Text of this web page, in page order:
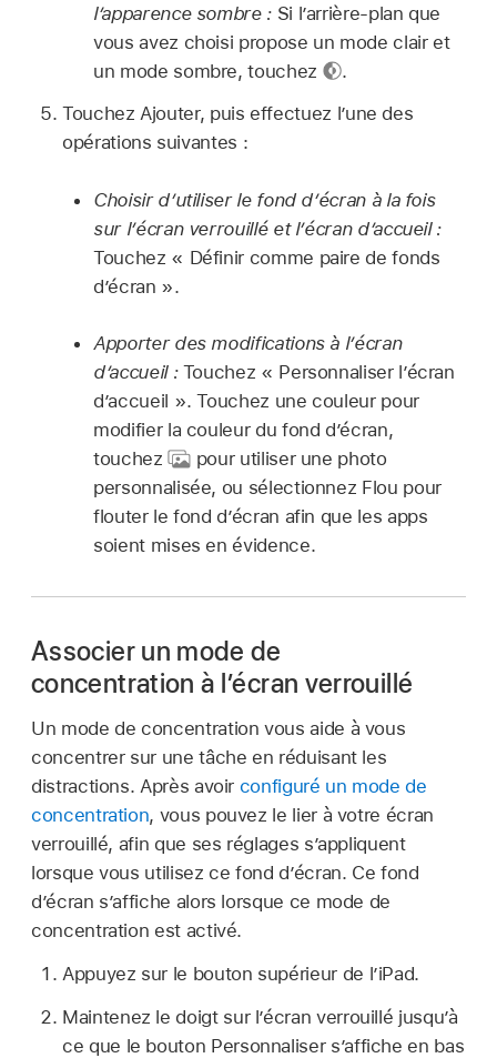
l’apparence sombre : Si l’arrière-plan que
vous avez choisi propose un mode clair et
un mode sombre, touchez
.
Touchez Ajouter, puis effectuez l’une des
opérations suivantes :
Choisir d’utiliser le fond d’écran à la fois
sur l’écran verrouillé et l’écran d’accueil :
Touchez « Définir comme paire de fonds
d’écran ».
Apporter des modifications à l’écran
d’accueil :Touchez « Personnaliser l’écran
d’accueil ». Touchez une couleur pour
modifier la couleur du fond d’écran,
touchez
pour utiliser une photo
personnalisée, ou sélectionnez Flou pour
flouter le fond d’écran afin que les apps
soient mises en évidence.
Associer un mode de
concentration à l’écran verrouillé
Un mode de concentration vous aide à vous
concentrer sur une tâche en réduisant les
distractions. Après avoir configuré un mode de
concentration, vous pouvez le lier à votre écran
verrouillé, afin que ses réglages s’appliquent
lorsque vous utilisez ce fond d’écran. Ce fond
d’écran s’affiche alors lorsque ce mode de
concentration est activé.
Appuyez sur le bouton supérieur de l’iPad.
Maintenez le doigt sur l’écran verrouillé jusqu’à
ce que le bouton Personnaliser s’affiche en bas